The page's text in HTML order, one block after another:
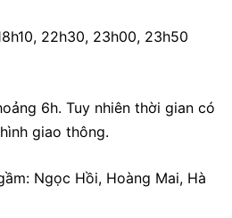
22h30, 23h00, 23h50
6h. Tuy nhiên thời gian có
giao thông.
Ngọc Hồi, Hoàng Mai, Hà